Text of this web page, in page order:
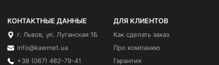
КОНТАКТНЫЕ ДАННЫЕ
г. Львов, ул. Луганская 1Б
info@kawmet.ua
+38 (067) 482-79-41
ДЛЯ КЛИЕНТОВ
Как сделать заказ
Про компанию
Гарантия